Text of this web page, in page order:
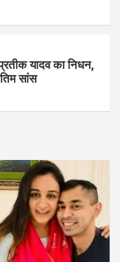
यादव का निधन,
सांस